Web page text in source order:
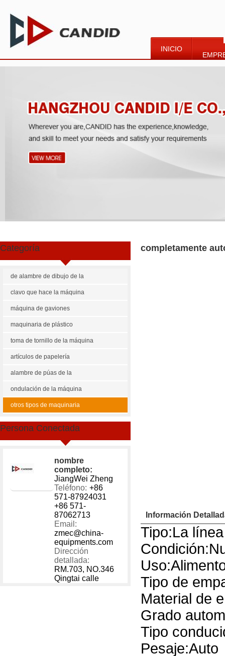
INICIO
Categoría
de alambre de dibujo de la
máquina
clavo que hace la máquina
máquina de gaviones
maquinaria de plástico
toma de tornillo de la máquina
artículos de papelería
maquinaria
alambre de púas de la
máquina
ondulación de la máquina
otros tipos de maquinaria
Persona Conectada
nombre
completo:
JiangWei Zheng
Teléfono: +86
571-87924031
+86 571-
87062713
Email:
zmec@china-
equipments.com
Dirección
detallada:
RM.703, NO.346
Qingtai calle
completamente
US $
1 - 40000
Información
Tipo:La
Tipo de
Material de
Grado
Tipo
Pesaje:Auto